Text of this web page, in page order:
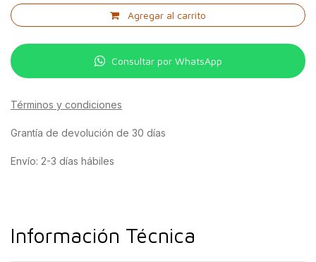
Agregar al carrito
Consultar por WhatsApp
Términos y condiciones
Grantía de devolución de 30 días
Envío: 2-3 días hábiles
Información Técnica